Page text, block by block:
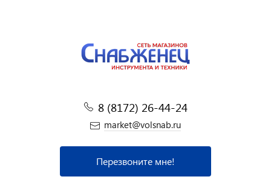
8 (8172) 26-44-24
market@volsnab.ru
Перезвоните мне!